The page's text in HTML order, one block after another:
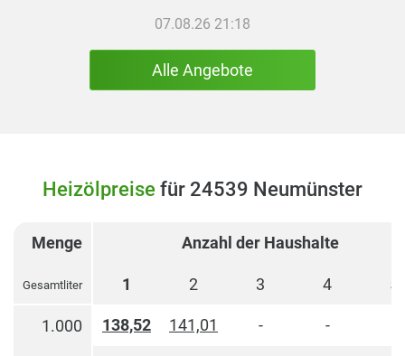
07.08.26 21:18
Alle Angebote
Heizölpreisefür 24539 Neumünster
Menge Anzahl der Haushalte
Gesamtliter 1 2 3 4 5
1.000 138,52 141,01 - -